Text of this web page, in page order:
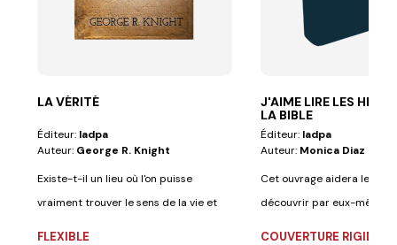
LA VÉRITÉ
Éditeur: Iadpa
Auteur: George R. Knight
Existe-t-il un lieu où l'on puisse
vraiment trouver le sens de la vie et
FLEXIBLE
J'AIME LIRE LES
LA BIBLE
Éditeur: Iadpa
Auteur: Monica Diaz
Cet ouvrage aidera les
découvrir par eux-mêmes
COUVERTURE RIGIDE